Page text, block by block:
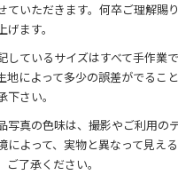
ていただきます。何卒ご理解賜
げます。
ているサイズはすべて手作業
地によって多少の誤差がでるこ
下さい。
写真の色味は、撮影やご利用の
によって、実物と異なって見え
ご了承ください。